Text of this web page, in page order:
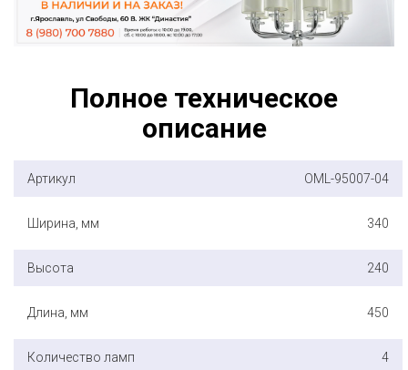
Полное техническое
описание
Артикул OML-95007-04
Ширина, мм 340
Высота 240
Длина, мм 450
Количество ламп 4